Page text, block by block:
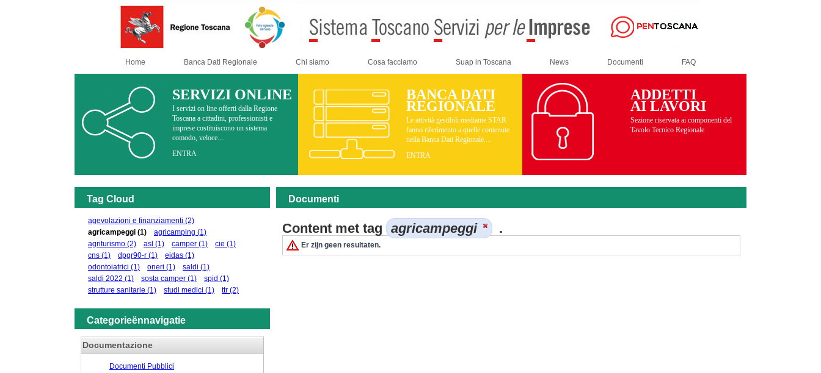
Home Banca Dati Regionale Chi siamo Cosa facciamo Suap in Toscana News Documenti FAQ
ADDETTI
AI LAVORI
Sezione riservata ai componenti del
Tavolo Tecnico Regionale
SERVIZI ONLINE
I servizi on line offerti dalla Regione
Toscana a cittadini, professionisti e
imprese costituiscono un sistema
comodo, veloce....
ENTRA
BANCA DATI
REGIONALE
Le attività gestibili mediante STAR
fanno riferimento a quelle contenute
nella Banca Dati Regionale....
ENTRA
Tag Cloud
agevolazioni e finanziamenti (2)
agricampeggi (1) agricamping (1)
agriturismo (2) asl (1) camper (1) cie (1)
cns (1) dpgr90-r (1) eidas (1)
odontoiatrici (1) oneri (1) saldi (1)
saldi 2022 (1) sosta camper (1) spid (1)
strutture sanitarie (1) studi medici (1) ttr (2)
Categorieënnavigatie
Documentazione
Documenti Pubblici
Documenti
Content met tag agricampeggi .
Er zijn geen resultaten.